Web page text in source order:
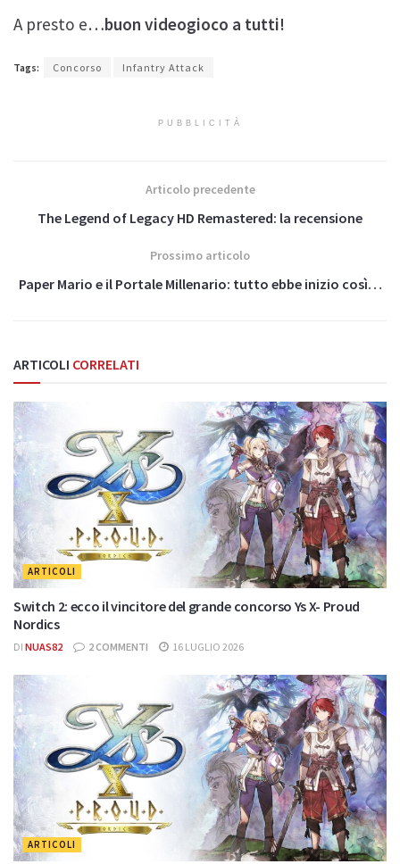
A presto e…buon videogioco a tutti!
Tags: Concorso Infantry Attack
PUBBLICITÀ
Articolo precedente
The Legend of Legacy HD Remastered: la recensione
Prossimo articolo
Paper Mario e il Portale Millenario: tutto ebbe inizio così…
ARTICOLI CORRELATI
ARTICOLI
Switch 2: ecco il vincitore del grande concorso Ys X- Proud
Nordics
DI NUAS82 2 COMMENTI 16 LUGLIO 2026
ARTICOLI